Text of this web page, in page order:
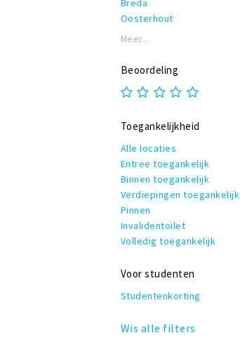
Breda
Oosterhout
Meer...
Beoordeling
Toegankelijkheid
Alle locaties
Entree toegankelijk
Binnen toegankelijk
Verdiepingen toegankelijk
Pinnen
Invalidentoilet
Volledig toegankelijk
Voor studenten
Studentenkorting
Wis alle filters